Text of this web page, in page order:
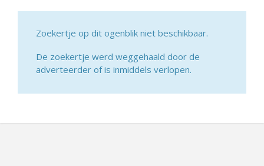
Zoekertje op dit ogenblik niet beschikbaar.
De zoekertje werd weggehaald door de
adverteerder of is inmiddels verlopen.